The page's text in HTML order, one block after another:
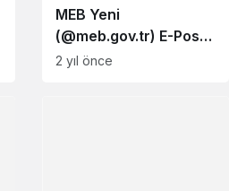
MEB Yeni
(@meb.gov.tr) E-Posta
Sistemine Geçiş POP3
2 yıl önce